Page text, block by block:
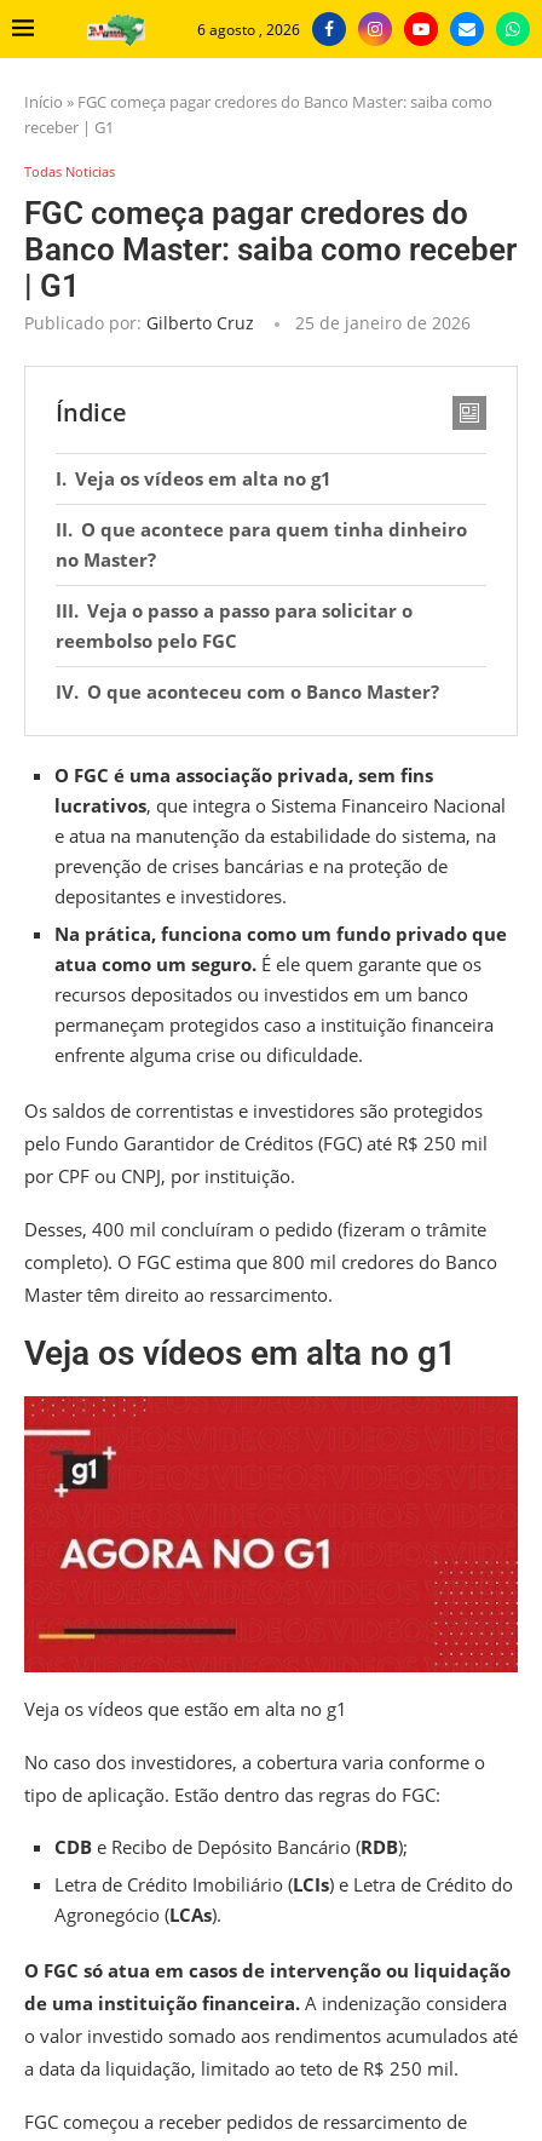
6 agosto , 2026
Início » FGC começa pagar credores do Banco Master: saiba como
receber | G1
Todas Noticias
FGC começa pagar credores do
Banco Master: saiba como receber
| G1
Publicado por: Gilberto Cruz 25 de janeiro de 2026
Índice
Veja os vídeos em alta no g1
O que acontece para quem tinha dinheiro
no Master?
Veja o passo a passo para solicitar o
reembolso pelo FGC
O que aconteceu com o Banco Master?
O FGC é uma associação privada, sem fins
lucrativos, que integra o Sistema Financeiro Nacional
e atua na manutenção da estabilidade do sistema, na
prevenção de crises bancárias e na proteção de
depositantes e investidores.
Na prática, funciona como um fundo privado que
atua como um seguro. É ele quem garante que os
recursos depositados ou investidos em um banco
permaneçam protegidos caso a instituição financeira
enfrente alguma crise ou dificuldade.
Os saldos de correntistas e investidores são protegidos
pelo Fundo Garantidor de Créditos (FGC) até R$ 250 mil
por CPF ou CNPJ, por instituição.
Desses, 400 mil concluíram o pedido (fizeram o trâmite
completo). O FGC estima que 800 mil credores do Banco
Master têm direito ao ressarcimento.
Veja os vídeos em alta no g1
Veja os vídeos que estão em alta no g1
No caso dos investidores, a cobertura varia conforme o
tipo de aplicação. Estão dentro das regras do FGC:
CDB e Recibo de Depósito Bancário (RDB);
Letra de Crédito Imobiliário (LCIs) e Letra de Crédito do
Agronegócio (LCAs).
O FGC só atua em casos de intervenção ou liquidação
de uma instituição financeira. A indenização considera
o valor investido somado aos rendimentos acumulados até
a data da liquidação, limitado ao teto de R$ 250 mil.
FGC começou a receber pedidos de ressarcimento de